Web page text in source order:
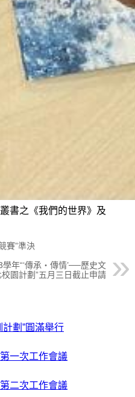
書之《我們的世界》及
賽”準決
學年“‘傳承‧傳情’──歷史文
校園計劃”五月三日截止申請
劃”圓滿舉行
一次工作會議
二次工作會議